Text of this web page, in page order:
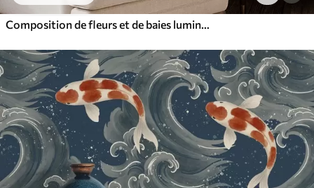
Composition de fleurs et de baies lumineuses avec des perroquets